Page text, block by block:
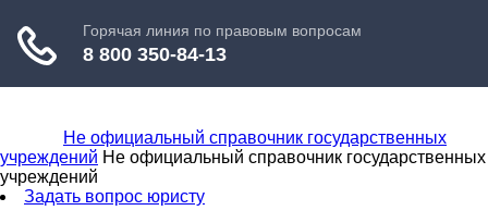
Не официальный справочник государственных
учреждений Не официальный справочник государственных
учреждений
Задать вопрос юристу